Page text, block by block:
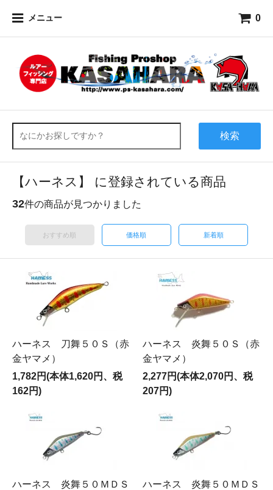
メニュー 0
検索
【ハーネス】 に登録されている商品
32件の商品が見つかりました
おすすめ順 価格順 新着順
ハーネス 刀舞５０Ｓ（赤
金ヤマメ）
1,782円(本体1,620円、税
162円)
ハーネス 炎舞５０Ｓ（赤
金ヤマメ）
2,277円(本体2,070円、税
207円)
ハーネス 炎舞５０ＭＤＳ
ハーネス 炎舞５０ＭＤＳ